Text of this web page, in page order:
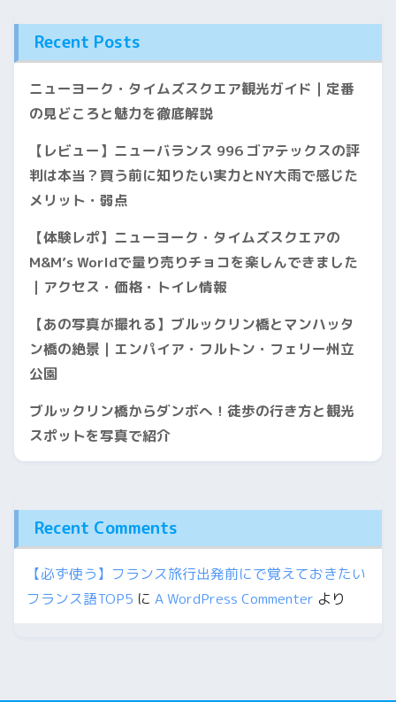
Recent Posts
ニューヨーク・タイムズスクエア観光ガイド｜定番
の見どころと魅力を徹底解説
【レビュー】ニューバランス 996 ゴアテックスの評
判は本当？買う前に知りたい実力とNY大雨で感じた
メリット・弱点
【体験レポ】ニューヨーク・タイムズスクエアの
M&M’s Worldで量り売りチョコを楽しんできました
｜アクセス・価格・トイレ情報
【あの写真が撮れる】ブルックリン橋とマンハッタ
ン橋の絶景｜エンパイア・フルトン・フェリー州立
公園
ブルックリン橋からダンボへ！徒歩の行き方と観光
スポットを写真で紹介
Recent Comments
【必ず使う】フランス旅行出発前にで覚えておきたい
フランス語TOP5 に A WordPress Commenter より